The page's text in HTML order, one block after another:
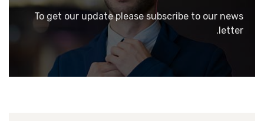
To get our update please subscribe to our news
letter.